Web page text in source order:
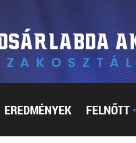
EREDMÉNYEK FELNŐTT ▼